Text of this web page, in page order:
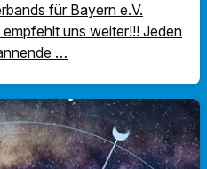
für Bayern e.V.
uns weiter!!! Jeden
…